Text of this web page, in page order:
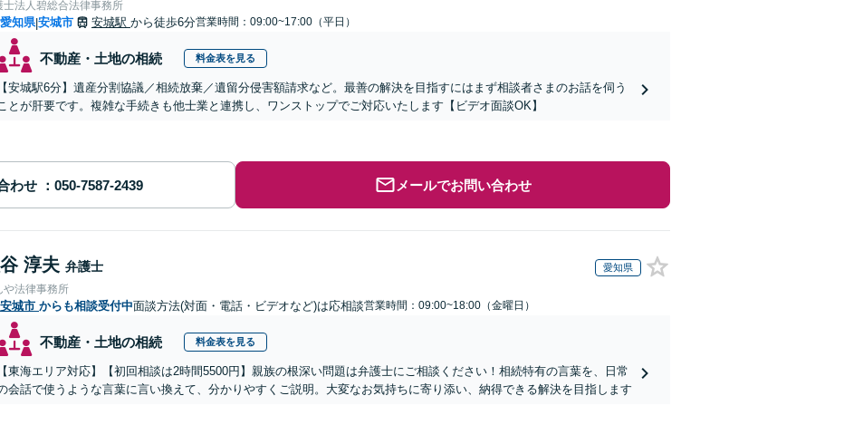
士法人碧総合法律事務所
愛知県|安城市 安城駅 から徒歩6分営業時間：09:00~17:00（平日）
不動産・土地の相続 料金表を見る
【安城駅6分】遺産分割協議／相続放棄／遺留分侵害額請求など。最善の解決を目指すにはまず相談者さまのお話を伺う
とが肝要です。複雑な手続きも他士業と連携し、ワンストップでご対応いたします【ビデオ面談OK】
わせ メールでお問い合わせ
淳夫 弁護士 愛知県
や法律事務所
安城市 からも相談受付中面談方法(対面・電話・ビデオなど)は応相談営業時間：09:00~18:00（金曜日）
不動産・土地の相続 料金表を見る
【東海エリア対応】【初回相談は2時間5500円】親族の根深い問題は弁護士にご相談ください！相続特有の言葉を、日常
会話で使うような言葉に言い換えて、分かりやすくご説明。大変なお気持ちに寄り添い、納得できる解決を目指します